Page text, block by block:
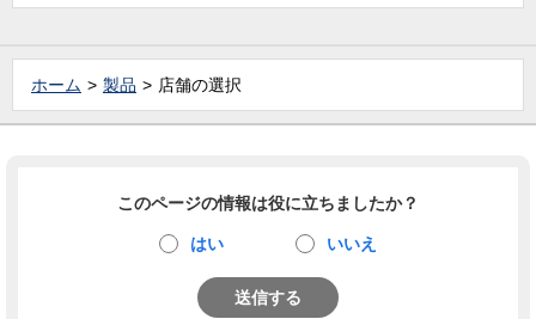
ホーム 製品 店舗の選択
このページの情報は役に立ちましたか？
はい いいえ
送信する